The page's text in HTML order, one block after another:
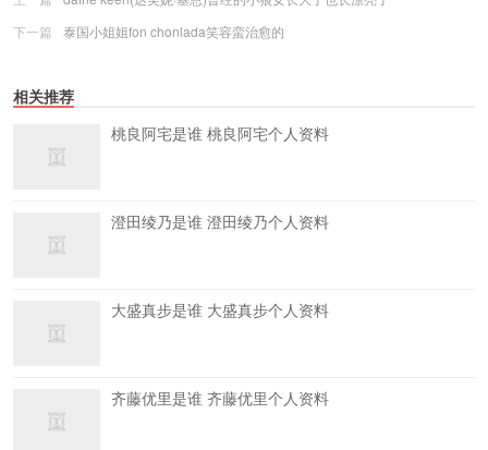
下一篇
泰国小姐姐fon chonlada笑容蛮治愈的
相关推荐
桃良阿宅是谁 桃良阿宅个人资料
澄田绫乃是谁 澄田绫乃个人资料
大盛真步是谁 大盛真步个人资料
齐藤优里是谁 齐藤优里个人资料